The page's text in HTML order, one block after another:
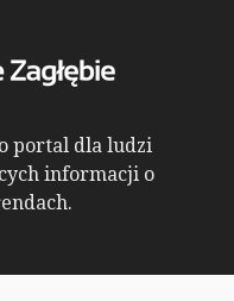
portal dla ludzi
informacji o